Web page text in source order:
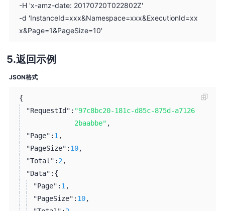
-H 'x-amz-date: 20170720T022802Z'
-d 'InstanceId=xxx&Namespace=xxx&ExecutionId=xx
x&Page=1&PageSize=10'
返回示例
JSON格式
{
"RequestId": "97c8bc20-181c-d85c-875d-a7126
2baabbe" ,
"Page": 1 ,
"PageSize": 10,
"Total": 2 ,
"Data": {
"Page": 1 ,
"PageSize": 10,